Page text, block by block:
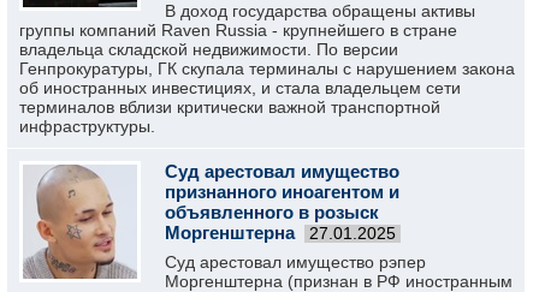
В доход государства обращены активы
группы компаний Raven Russia - крупнейшего в стране
владельца складской недвижимости. По версии
Генпрокуратуры, ГК скупала терминалы с нарушением закона
об иностранных инвестициях, и стала владельцем сети
терминалов вблизи критически важной транспортной
инфраструктуры.
Суд арестовал имущество
признанного иноагентом и
объявленного в розыск
Моргенштерна
27.01.2025
Суд арестовал имущество рэпер
Моргенштерна (признан в РФ иностранным